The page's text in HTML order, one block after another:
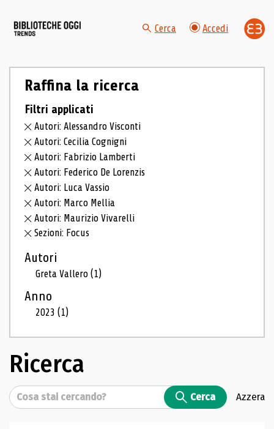
Cerca Accedi
Raffina la ricerca
Filtri applicati
Autori: Alessandro Visconti
Autori: Cecilia Cognigni
Autori: Fabrizio Lamberti
Autori: Federico De Lorenzis
Autori: Luca Vassio
Autori: Marco Mellia
Autori: Maurizio Vivarelli
Sezioni: Focus
Autori
Greta Vallero(1)
Anno
2023(1)
Ricerca
Cerca Cerca Azzera